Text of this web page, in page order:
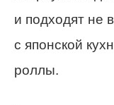
и подходят не
с японской
роллы.